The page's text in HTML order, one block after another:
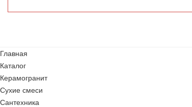
Главная
Каталог
Керамогранит
Сухие смеси
Сантехника